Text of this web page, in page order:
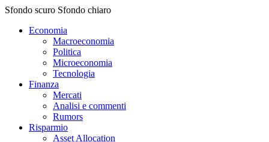
Sfondo scuro Sfondo chiaro
Economia
Macroeconomia
Politica
Microeconomia
Tecnologia
Finanza
Mercati
Analisi e commenti
Rumors
Risparmio
Asset Allocation